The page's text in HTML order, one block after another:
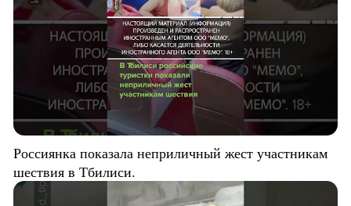
Россиянка показала неприличный жест участникам
шествия в Тбилиси.